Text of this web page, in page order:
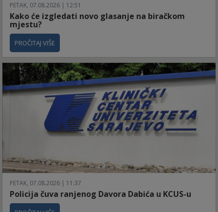
PETAK, 07.08.2026 | 12:51
Kako će izgledati novo glasanje na biračkom
mjestu?
PROČITAJ VIŠE
PETAK, 07.08.2026 | 11:37
Policija čuva ranjenog Davora Dabića u KCUS-u